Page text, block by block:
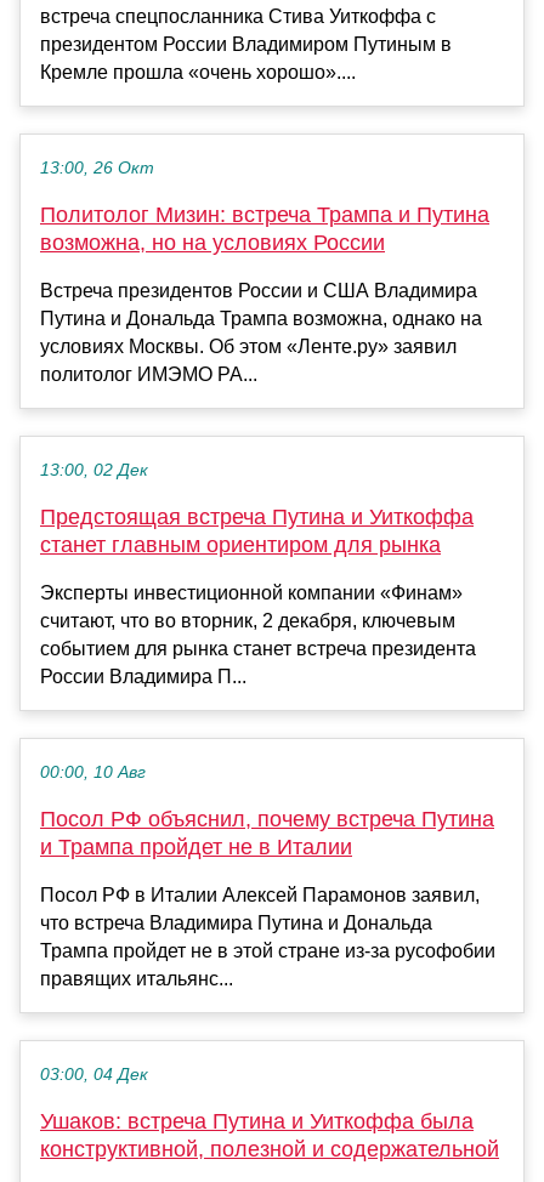
встреча спецпосланника Стива Уиткоффа с
президентом России Владимиром Путиным в
Кремле прошла «очень хорошо»....
13:00, 26 Окт
Политолог Мизин: встреча Трампа и Путина
возможна, но на условиях России
Встреча президентов России и США Владимира
Путина и Дональда Трампа возможна, однако на
условиях Москвы. Об этом «Ленте.ру» заявил
политолог ИМЭМО РА...
13:00, 02 Дек
Предстоящая встреча Путина и Уиткоффа
станет главным ориентиром для рынка
Эксперты инвестиционной компании «Финам»
считают, что во вторник, 2 декабря, ключевым
событием для рынка станет встреча президента
России Владимира П...
00:00, 10 Авг
Посол РФ объяснил, почему встреча Путина
и Трампа пройдет не в Италии
Посол РФ в Италии Алексей Парамонов заявил,
что встреча Владимира Путина и Дональда
Трампа пройдет не в этой стране из-за русофобии
правящих итальянс...
03:00, 04 Дек
Ушаков: встреча Путина и Уиткоффа была
конструктивной, полезной и содержательной